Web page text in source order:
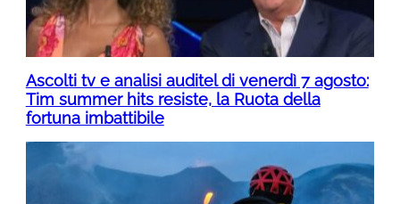
Ascolti tv e analisi auditel di venerdì 7 agosto:
Tim summer hits resiste, la Ruota della
fortuna imbattibile